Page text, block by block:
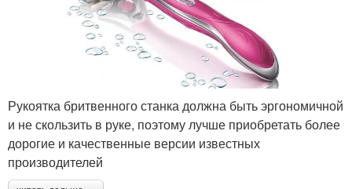
Рукоятка бритвенного станка должна быть эргономичной
и не скользить в руке, поэтому лучше приобретать более
дорогие и качественные версии известных
производителей